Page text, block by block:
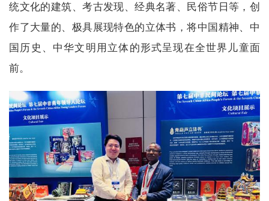
统文化的建筑、考古发现、经典名著、民俗节日等，创
作了大量的、极具展现特色的立体书，将中国精神、中
国历史、中华文明用立体的形式呈现在全世界儿童面
前。